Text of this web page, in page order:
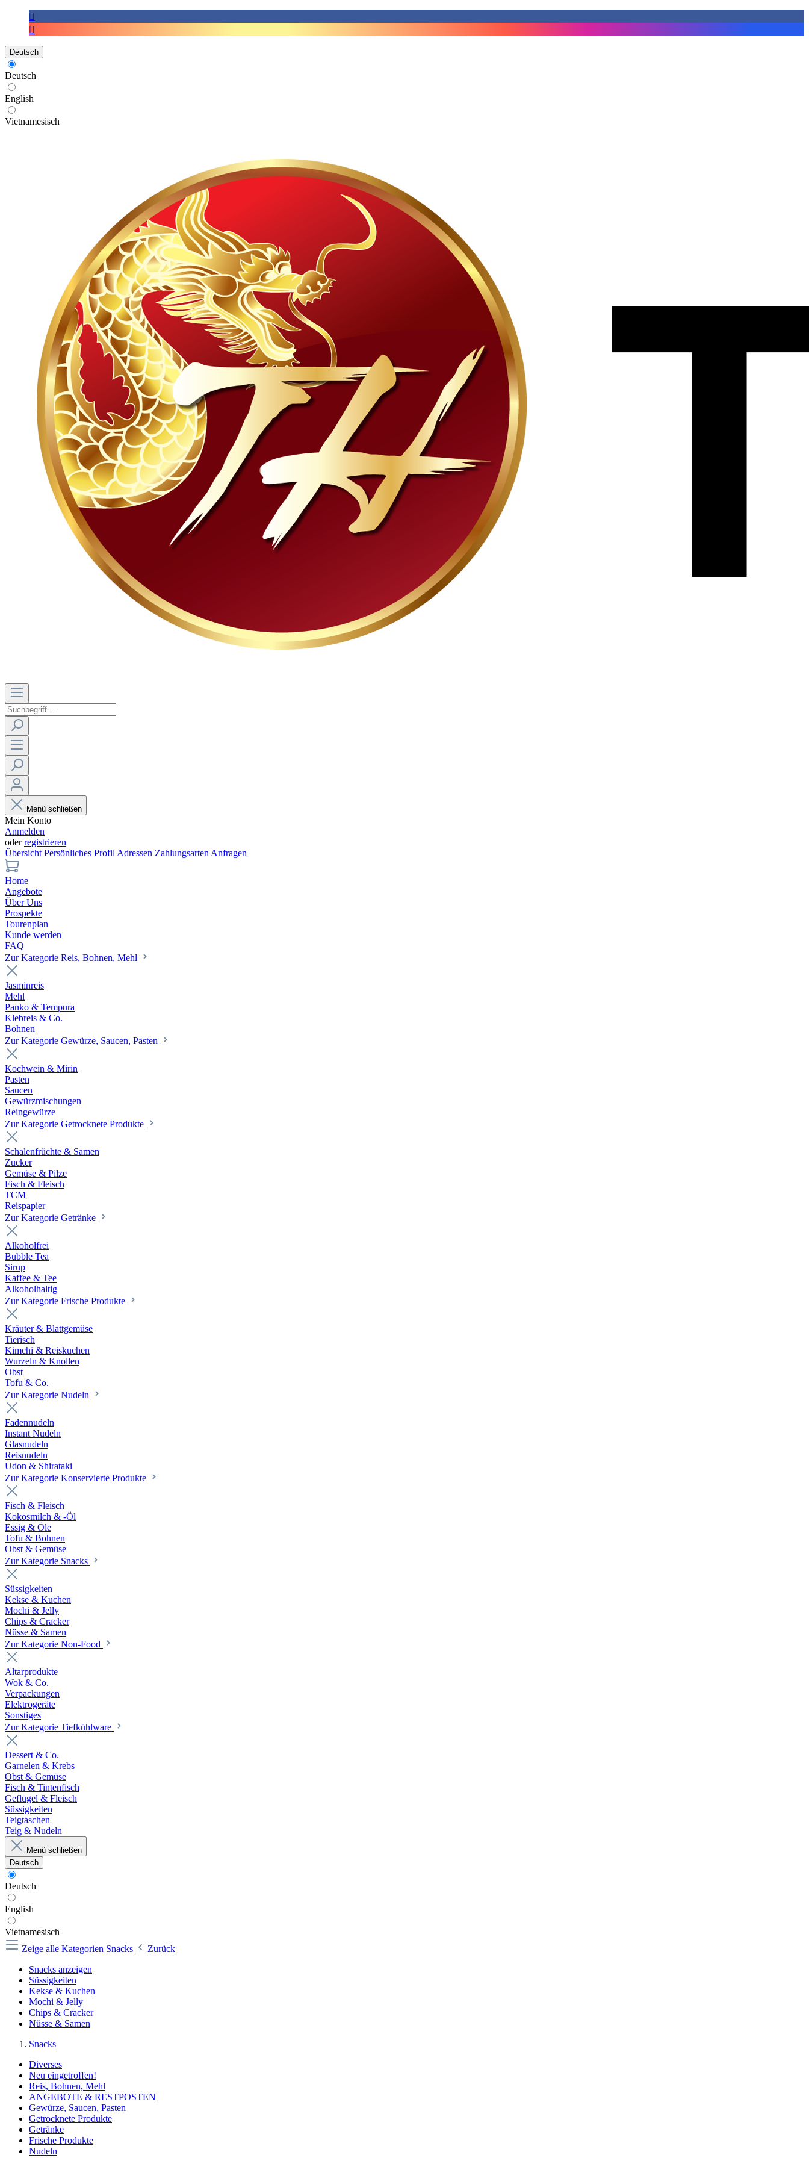
Deutsch
Deutsch
English
Vietnamesisch
Menü schließen
Mein Konto
Anmelden
oderregistrieren
Übersicht Persönliches Profil Adressen Zahlungsarten Anfragen
Home
Angebote
Über Uns
Prospekte
Tourenplan
Kunde werden
FAQ
Zur Kategorie Reis, Bohnen, Mehl
Jasminreis
Mehl
Panko & Tempura
Klebreis & Co.
Bohnen
Zur Kategorie Gewürze, Saucen, Pasten
Kochwein & Mirin
Pasten
Saucen
Gewürzmischungen
Reingewürze
Zur Kategorie Getrocknete Produkte
Schalenfrüchte & Samen
Zucker
Gemüse & Pilze
Fisch & Fleisch
TCM
Reispapier
Zur Kategorie Getränke
Alkoholfrei
Bubble Tea
Sirup
Kaffee & Tee
Alkoholhaltig
Zur Kategorie Frische Produkte
Kräuter & Blattgemüse
Tierisch
Kimchi & Reiskuchen
Wurzeln & Knollen
Obst
Tofu & Co.
Zur Kategorie Nudeln
Fadennudeln
Instant Nudeln
Glasnudeln
Reisnudeln
Udon & Shirataki
Zur Kategorie Konservierte Produkte
Fisch & Fleisch
Kokosmilch & -Öl
Essig & Öle
Tofu & Bohnen
Obst & Gemüse
Zur Kategorie Snacks
Süssigkeiten
Kekse & Kuchen
Mochi & Jelly
Chips & Cracker
Nüsse & Samen
Zur Kategorie Non-Food
Altarprodukte
Wok & Co.
Verpackungen
Elektrogeräte
Sonstiges
Zur Kategorie Tiefkühlware
Dessert & Co.
Garnelen & Krebs
Obst & Gemüse
Fisch & Tintenfisch
Geflügel & Fleisch
Süssigkeiten
Teigtaschen
Teig & Nudeln
Menü schließen
Deutsch
Deutsch
English
Vietnamesisch
Zeige alle Kategorien Snacks
Zurück
Snacks anzeigen
Süssigkeiten
Kekse & Kuchen
Mochi & Jelly
Chips & Cracker
Nüsse & Samen
Snacks
Diverses
Neu eingetroffen!
Reis, Bohnen, Mehl
ANGEBOTE & RESTPOSTEN
Gewürze, Saucen, Pasten
Getrocknete Produkte
Getränke
Frische Produkte
Nudeln